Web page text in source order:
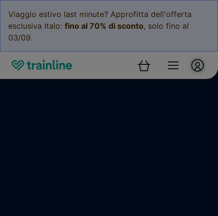
Viaggio estivo last minute? Approfitta dell'offerta
esclusiva Italo: fino al 70% di sconto, solo fino al
03/09.